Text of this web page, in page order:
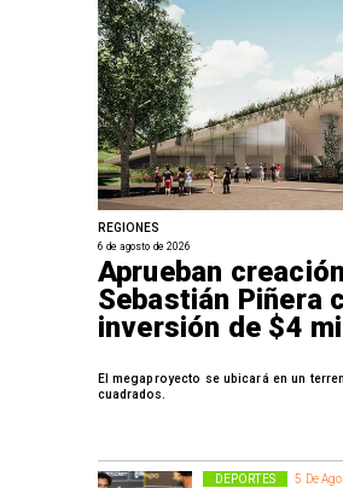
5 De
DEPORTES
REGIONES
6 de agosto de 2026
Aprueban
Sebastián Piñera
inversión de $4
El megaproyecto se ubicará en un
cuadrados.